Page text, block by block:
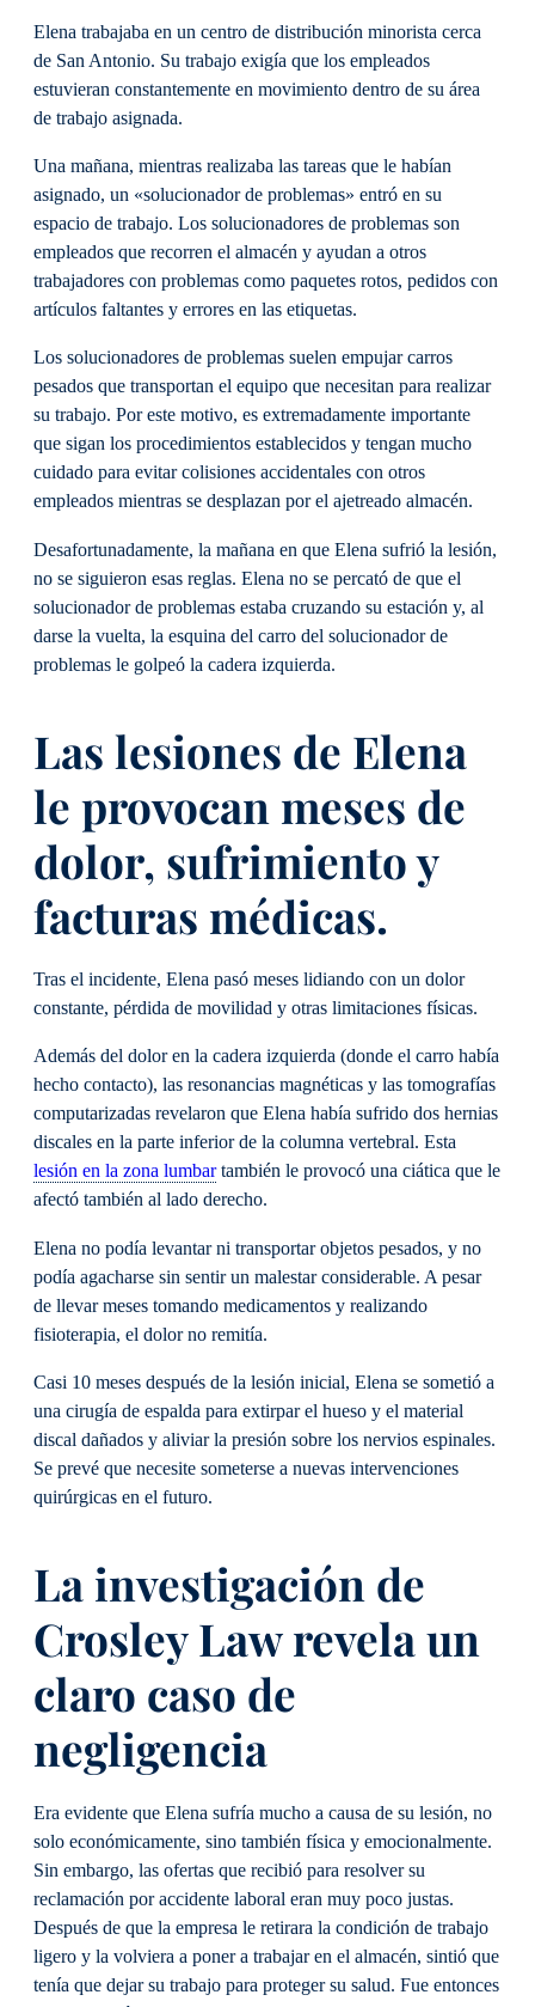
Elena trabajaba en un centro de distribución minorista cerca
de San Antonio. Su trabajo exigía que los empleados
estuvieran constantemente en movimiento dentro de su área
de trabajo asignada.
Una mañana, mientras realizaba las tareas que le habían
asignado, un «solucionador de problemas» entró en su
espacio de trabajo. Los solucionadores de problemas son
empleados que recorren el almacén y ayudan a otros
trabajadores con problemas como paquetes rotos, pedidos con
artículos faltantes y errores en las etiquetas.
Los solucionadores de problemas suelen empujar carros
pesados que transportan el equipo que necesitan para realizar
su trabajo. Por este motivo, es extremadamente importante
que sigan los procedimientos establecidos y tengan mucho
cuidado para evitar colisiones accidentales con otros
empleados mientras se desplazan por el ajetreado almacén.
Desafortunadamente, la mañana en que Elena sufrió la lesión,
no se siguieron esas reglas. Elena no se percató de que el
solucionador de problemas estaba cruzando su estación y, al
darse la vuelta, la esquina del carro del solucionador de
problemas le golpeó la cadera izquierda.
Las lesiones de Elena
le provocan meses de
dolor, sufrimiento y
facturas médicas.
Tras el incidente, Elena pasó meses lidiando con un dolor
constante, pérdida de movilidad y otras limitaciones físicas.
Además del dolor en la cadera izquierda (donde el carro había
hecho contacto), las resonancias magnéticas y las tomografías
computarizadas revelaron que Elena había sufrido dos hernias
discales en la parte inferior de la columna vertebral. Esta
lesión en la zona lumbartambién le provocó una ciática que le
afectó también al lado derecho.
Elena no podía levantar ni transportar objetos pesados, y no
podía agacharse sin sentir un malestar considerable. A pesar
de llevar meses tomando medicamentos y realizando
fisioterapia, el dolor no remitía.
Casi 10 meses después de la lesión inicial, Elena se sometió a
una cirugía de espalda para extirpar el hueso y el material
discal dañados y aliviar la presión sobre los nervios espinales.
Se prevé que necesite someterse a nuevas intervenciones
quirúrgicas en el futuro.
La investigación de
Crosley Law revela un
claro caso de
negligencia
Era evidente que Elena sufría mucho a causa de su lesión, no
solo económicamente, sino también física y emocionalmente.
Sin embargo, las ofertas que recibió para resolver su
reclamación por accidente laboral eran muy poco justas.
Después de que la empresa le retirara la condición de trabajo
ligero y la volviera a poner a trabajar en el almacén, sintió que
tenía que dejar su trabajo para proteger su salud. Fue entonces